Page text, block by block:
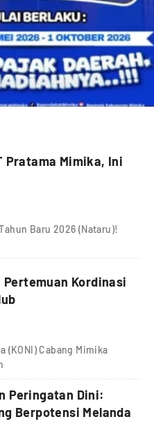
Pratama Mimika, Ini
Baru 2026 (Nataru)!
Pertemuan Kordinasi
(KONI) Cabang Mimika
Peringatan Dini:
Berpotensi Melanda